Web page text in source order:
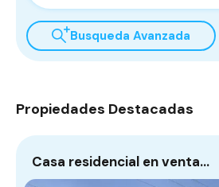
Busqueda Avanzada
Propiedades Destacadas
Casa residencial en venta…